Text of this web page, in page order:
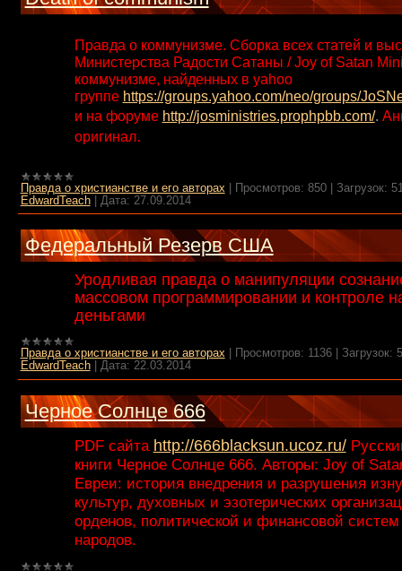
Правда о коммунизме. Сборка всех статей и
Министерства Радости Сатаны / Joy of Satan
коммунизме, найденных в yahoo
группе https://groups.yahoo.com/neo/groups/
и на форуме http://josministries.prophpbb.com/.
оригинал.
Правда о христианстве и его авторах Просмотров: 850| Загрузок:
EdwardTeach| Дата: 27.09.2014
Федеральный Резерв США
Уродливая правда о манипуляции
массовом программировании и контроле
деньгами
Правда о христианстве и его авторах| Просмотров: 1136| Загрузок:
EdwardTeach| Дата: 22.03.2014
Черное Солнце 666
PDF сайта http://666blacksun.ucoz.ru/
книги Черное Солнце 666. Авторы: Joy of
Евреи: история внедрения и разрушения
культур, духовных и эзотерических
орденов, политической и финансовой систем
народов.